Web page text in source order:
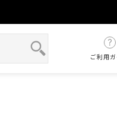
ご利用